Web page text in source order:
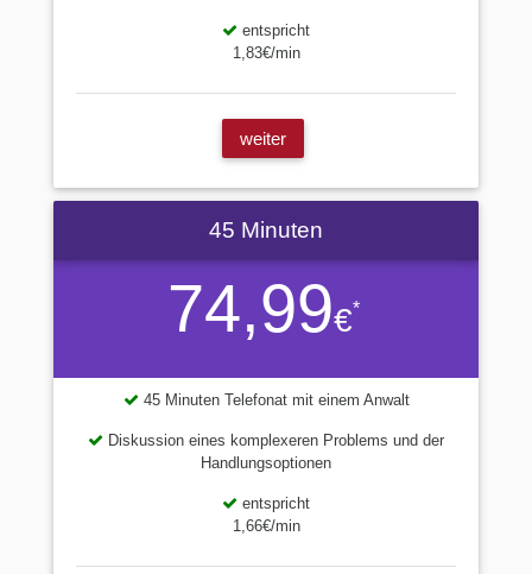
entspricht
1,83€/min
weiter
74,99€*
45 Minuten
45 Minuten Telefonat mit einem Anwalt
Diskussion eines komplexeren Problems und der
Handlungsoptionen
entspricht
1,66€/min